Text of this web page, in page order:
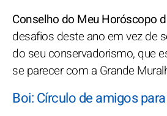
Conselho do Meu Horóscopo
desafios deste ano em vez de
do seu conservadorismo, que
se parecer com a Grande
Boi: Círculo de amigos